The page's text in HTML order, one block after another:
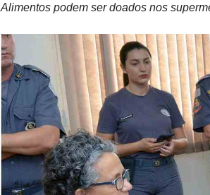
Alimentos podem ser doados nos